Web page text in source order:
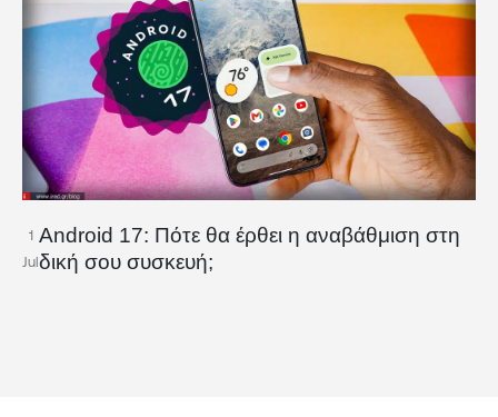
1
Jul
Android 17: Πότε θα έρθει η αναβάθμιση στη
δική σου συσκευή;